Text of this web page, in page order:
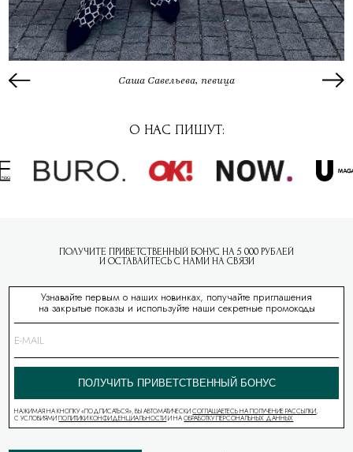
Саша Савельева, певица
О НАС ПИШУТ:
ПОЛУЧИТЕ ПРИВЕТСТВЕННЫЙ БОНУС НА 5 000 РУБЛЕЙ
И ОСТАВАЙТЕСЬ С НАМИ НА СВЯЗИ
Узнавайте первым о наших новинках, получайте приглашения
на закрытые показы и используйте наши секретные промокоды
ПОЛУЧИТЬ ПРИВЕТСТВЕННЫЙ БОНУС
НАЖИМАЯ НА КНОПКУ «ПОДПИСАТЬСЯ», ВЫ АВТОМАТИЧЕСКИСОГЛАШАЕТЕСЬ НА ПОЛУЧЕНИЕ РАССЫЛКИ,
С УСЛОВИЯМИПОЛИТИКИ КОНФИДЕНЦИАЛЬНОСТИИ НАОБРАБОТКУ ПЕРСОНАЛЬНЫХ ДАННЫХ